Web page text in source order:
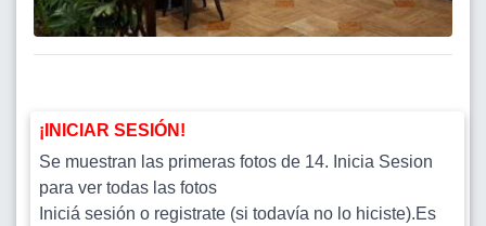
¡INICIAR SESIÓN!
Se muestran las primeras fotos de 14. Inicia Sesion
para ver todas las fotos
Iniciá sesión o registrate (si todavía no lo hiciste).Es